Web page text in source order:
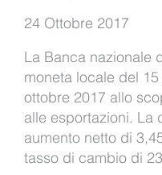
24 Ottobre 2017
La Banca nazionale
moneta locale del
ottobre 2017 allo
alle esportazioni. La
aumento netto di
tasso di cambio di